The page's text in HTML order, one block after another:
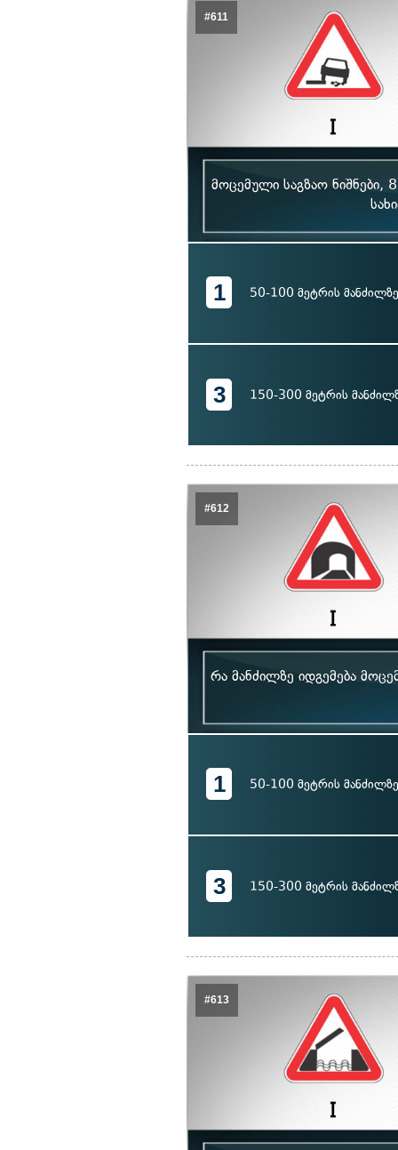
#611
მოცემული საგზაო ნიშნები,
1 50-100 მეტრის მანძილზე
3 150-300 მეტრის
#612
რა მანძილზე იდგემება
1 50-100 მეტრის მანძილზე
3 150-300 მეტრის
#613